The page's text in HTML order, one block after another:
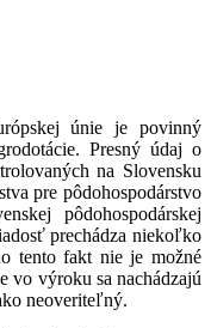
únie je povinný
Presný údaj o
na Slovensku
pre pôdohospodárstvo
pôdohospodárskej
prechádza niekoľko
tento fakt nie je možné
vo výroku sa nachádzajú
neoveriteľný.